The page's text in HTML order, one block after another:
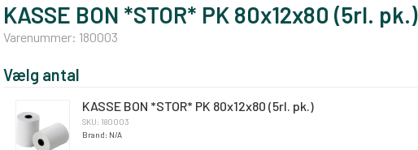
KASSE BON *STOR* PK 80x12x80 (5rl. pk.)
Varenummer: 180003
Vælg antal
KASSE BON *STOR* PK 80x12x80 (5rl. pk.)
SKU: 180003
Brand: N/A